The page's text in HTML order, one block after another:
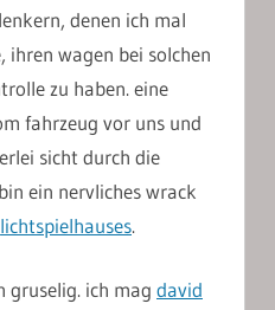
denen ich mal
wagen bei solchen
zu haben. eine
fahrzeug vor uns und
sicht durch die
ein nervliches wrack
lichtspielhauses.
gruselig. ich mag david